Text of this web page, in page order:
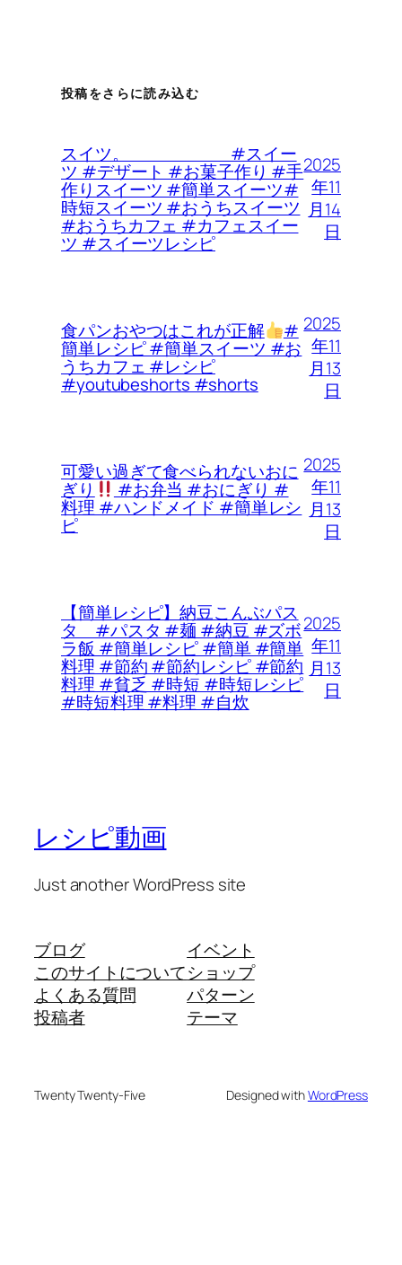
投稿をさらに読み込む
スイツ。 #スイー
ツ #デザート #お菓子作り #手
作りスイーツ #簡単スイーツ#
時短スイーツ #おうちスイーツ
#おうちカフェ #カフェスイー
ツ #スイーツレシピ
2025
年11
月14
日
食パンおやつはこれが正解 #
簡単レシピ #簡単スイーツ #お
うちカフェ #レシピ
#youtubeshorts #shorts
2025
年11
月13
日
可愛い過ぎて食べられないおに
ぎり #お弁当 #おにぎり #
料理 #ハンドメイド #簡単レシ
ピ
2025
年11
月13
日
【簡単レシピ】納豆こんぶパス
タ #パスタ #麺 #納豆 #ズボ
ラ飯 #簡単レシピ #簡単 #簡単
料理 #節約 #節約レシピ #節約
料理 #貧乏 #時短 #時短レシピ
#時短料理 #料理 #自炊
2025
年11
月13
日
レシピ動画
Just another WordPress site
ブログ
このサイトについて
よくある質問
投稿者
イベント
ショップ
パターン
テーマ
Twenty Twenty-Five Designed withWordPress